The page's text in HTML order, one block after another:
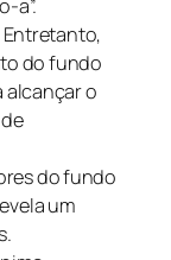
a”.
do fundo
alcançar o
do fundo
um